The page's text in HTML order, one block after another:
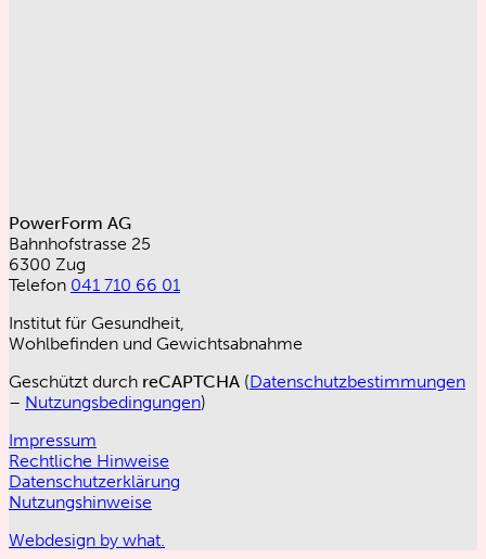
PowerForm AG
Bahnhofstrasse 25
6300 Zug
Telefon 041 710 66 01
Institut für Gesundheit,
Wohlbefinden und Gewichtsabnahme
Geschützt durch reCAPTCHA (Datenschutzbestimmungen
– Nutzungsbedingungen)
Impressum
Rechtliche Hinweise
Datenschutzerklärung
Nutzungshinweise
Webdesign by what.